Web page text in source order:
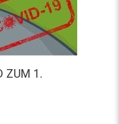
ZUM 1.